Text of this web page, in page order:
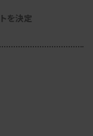
を決定